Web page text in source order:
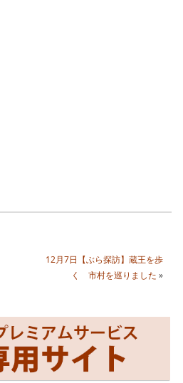
12月7日【ぶら探訪】蔵王を歩
く 市村を巡りました »